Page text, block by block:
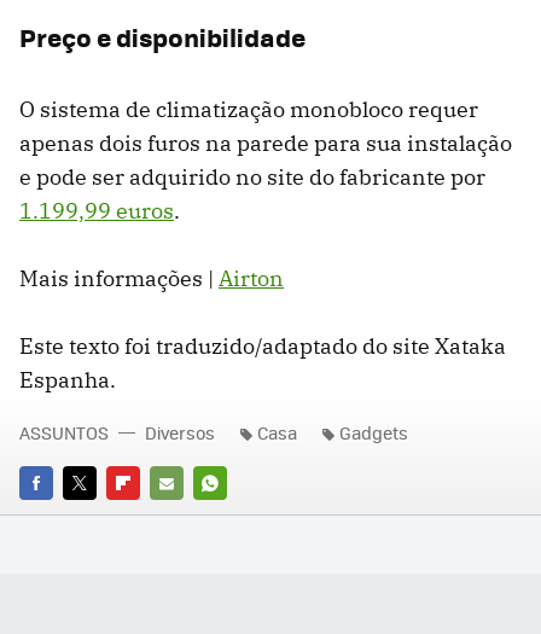
Preço e disponibilidade
O sistema de climatização monobloco requer
apenas dois furos na parede para sua instalação
e pode ser adquirido no site do fabricante por
1.199,99 euros.
Mais informações | Airton
Este texto foi traduzido/adaptado do site Xataka
Espanha.
FACEBOOK
TWITTERFLIPBOARD
E-
WHATSAPP
ASSUNTOS Diversos Casa Gadgets